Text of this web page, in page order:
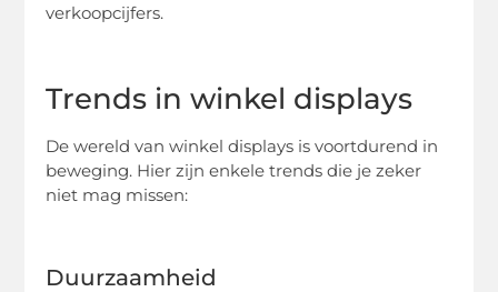
verkoopcijfers.
Trends in winkel displays
De wereld van winkel displays is voortdurend in
beweging. Hier zijn enkele trends die je zeker
niet mag missen:
Duurzaamheid